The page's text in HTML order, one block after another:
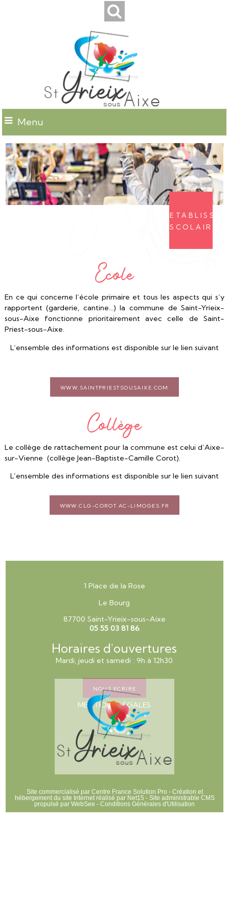
Menu
scolaires
Ecole
En ce qui concerne l’école primaire et tous les aspects qui s’y
rapportent (garderie, cantine…) la commune de Saint-Yrieix-
sous-Aixe fonctionne prioritairement avec celle de Saint-
Priest-sous-Aixe.
L’ensemble des informations est disponible sur le lien suivant
www.saintpriestsousaixe.com
Collège
Le collège de rattachement pour la commune est celui d’Aixe-
sur-Vienne (collège Jean-Baptiste-Camille Corot).
L’ensemble des informations est disponible sur le lien suivant
www.clg-corot.ac-limoges.fr
1 Place de la Rose
Le Bourg
87700 Saint-Yrieix-sous-Aixe
05 55 03 81 86
Horaires d'ouvertures
Mardi, jeudi et samedi : 9h à 12h30
NOUS ECRIRE
MENTIONS LÉGALES
Site commercialisé par Centre France Solution Pro - Création et
hébergement du site Internet réalisé par Net15 - Site administrable CMS
propulsé par WebSee - Conditions Générales d'Utilisation